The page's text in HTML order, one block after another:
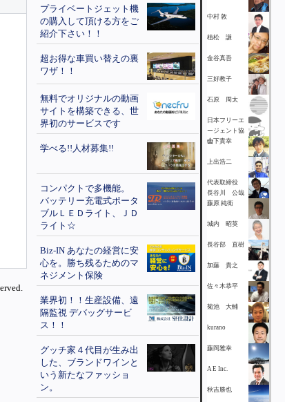
プライベートジェット機
の購入して頂ける方をご
紹介下さい！！
超お得な車買い替えの裏
ワザ！！
無料でオリジナルの動画
サイトを構築できる、世
界初のサービスです
学べる!!人材募集!!
コンパクトで多機能。
バッテリー充電式ポータ
ブルＬＥＤライト、ＪＤ
ライト☆
Biz-IN あなたの経営に安
心を。勝ち残るためのマ
ネジメント保険
業界初！！生産設備、遠
隔監視 デバッグサービ
ス！！
グッチ家４代目が生み出
した、ブランドワインと
いう新たなファッショ
ン。
中村 敦
植松 謙
金谷真吾
三好教子
石原 周太
日本フリーエ
ージェント協
会
山下貴幸
上出浩二
代表取締役
長谷川 公哉
藤原 純衛
城内 昭英
長谷部 直樹
加藤 貴之
佐々木恭平
菊池 大輔
kurano
藤岡雅幸
A E Inc.
秋吉勝也